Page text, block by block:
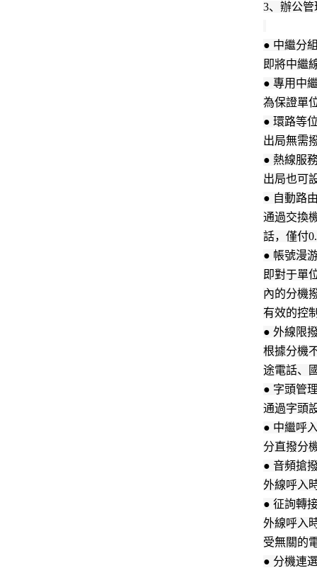
3、辦公管
● 中繼分
即將中繼
● 專用中
為保證單
● 環路等
出局無需
● 熱線服
出局也可
● 自動路
通過交換
話，僅付
● 帳號漫
即對于單
內的分機
有效的控
● 外線限
根據分機
途電話、
● 字頭管
通過字頭
● 中繼呼
分直撥分
● 音頻搶
外線呼入
● 征詢轉
外線呼入
受無關的
● 分機連